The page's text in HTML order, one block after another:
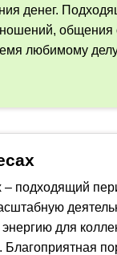
денег.
общения
любимому
– подходящий
энергию для
Благоприятная